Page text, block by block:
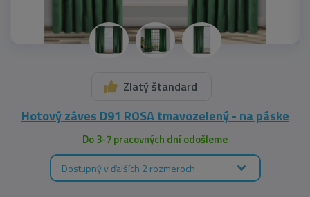
Zlatý štandard
Hotový záves D91 ROSA tmavozelený - na páske
Do 3-7 pracovných dní odošleme
Dostupný v ďalších 2 rozmeroch